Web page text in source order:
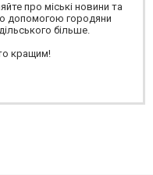
про міські новини та
допомогою городяни
більше.
кращим!